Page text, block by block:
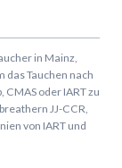
in Mainz,
das Tauchen nach
oder IART zu
JJ-CCR,
von IART und